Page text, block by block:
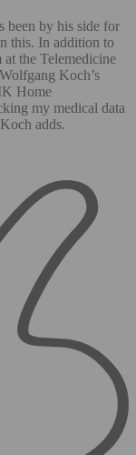
been by his side for
this. In addition to
the Telemedicine
Koch’s
Home
my medical data
adds.